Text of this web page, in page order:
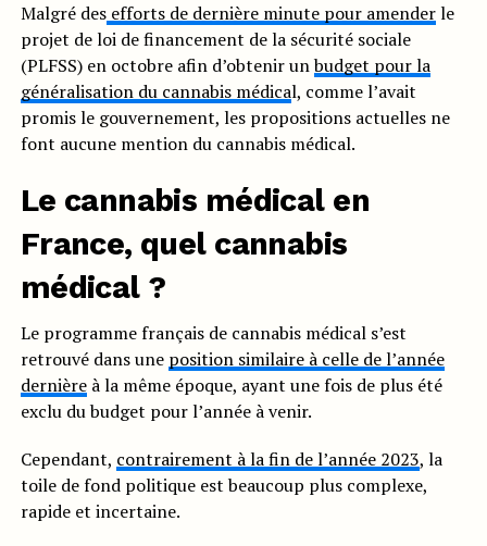
Malgré desefforts de dernière minute pour amenderle
projet de loi de financement de la sécurité sociale
(PLFSS) en octobre afin d’obtenir unbudget pour la
généralisation du cannabis médical, comme l’avait
promis le gouvernement, les propositions actuelles ne
font aucune mention du cannabis médical.
Le cannabis médical en
France, quel cannabis
médical ?
Le programme français de cannabis médical s’est
retrouvé dans une position similaire à celle de l’année
dernièreà la même époque, ayant une fois de plus été
exclu du budget pour l’année à venir.
Cependant, contrairement à la fin de l’année 2023, la
toile de fond politique est beaucoup plus complexe,
rapide et incertaine.